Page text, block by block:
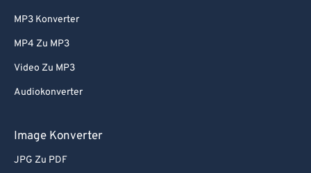
MP3 Konverter
MP4 Zu MP3
Video Zu MP3
Audiokonverter
Image Konverter
JPG Zu PDF